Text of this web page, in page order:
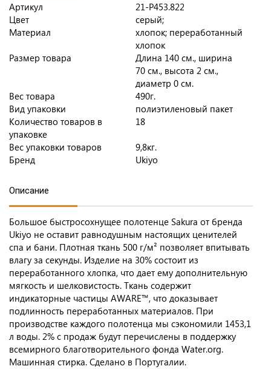
Артикул
21-P453.822
Цвет
серый;
Материал
хлопок; переработанный
хлопок
Размер товара
Длина 140 см., ширина
70 см., высота 2 см.,
диаметр 0 см.
Вес товара
490г.
Вид упаковки
полиэтиленовый пакет
Количество товаров в
упаковке
18
Вес упаковки товаров
9,8кг.
Бренд
Ukiyo
Описание
Большое быстросохнущее полотенце Sakura от бренда
Ukiyo не оставит равнодушным настоящих ценителей
спа и бани. Плотная ткань 500 г/м² позволяет впитывать
влагу за секунды. Изделие на 30% состоит из
переработанного хлопка, что дает ему дополнительную
мягкость и шелковистость. Ткань содержит
индикаторные частицы AWARE™, что доказывает
подлинность переработанных материалов. При
производстве каждого полотенца мы сэкономили 1453,1
л воды. 2% с продаж будут перечислены в поддержку
всемирного благотворительного фонда Water.org.
Машинная стирка. Сделано в Португалии.